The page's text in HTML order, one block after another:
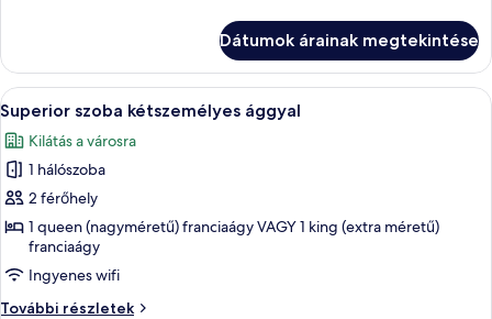
Dátumok árainak megtekintése
A
következő
szoba
összes
képének
megtekintése:
Superior
szoba
kétszemélyes
Egy szállodai szoba, ahol az ágyon
9
Superior szoba kétszemélyes ággyal
Kilátás a városra
1 hálószoba
2 férőhely
1 queen (nagyméretű) franciaágy VAGY 1 king (extra méretű)
franciaágy
Ingyenes wifi
További részletek
Superior